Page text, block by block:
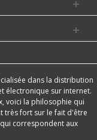
dans la distribution
électronique sur internet.
voici la philosophie qui
très fort sur le fait d'être
correspondent aux